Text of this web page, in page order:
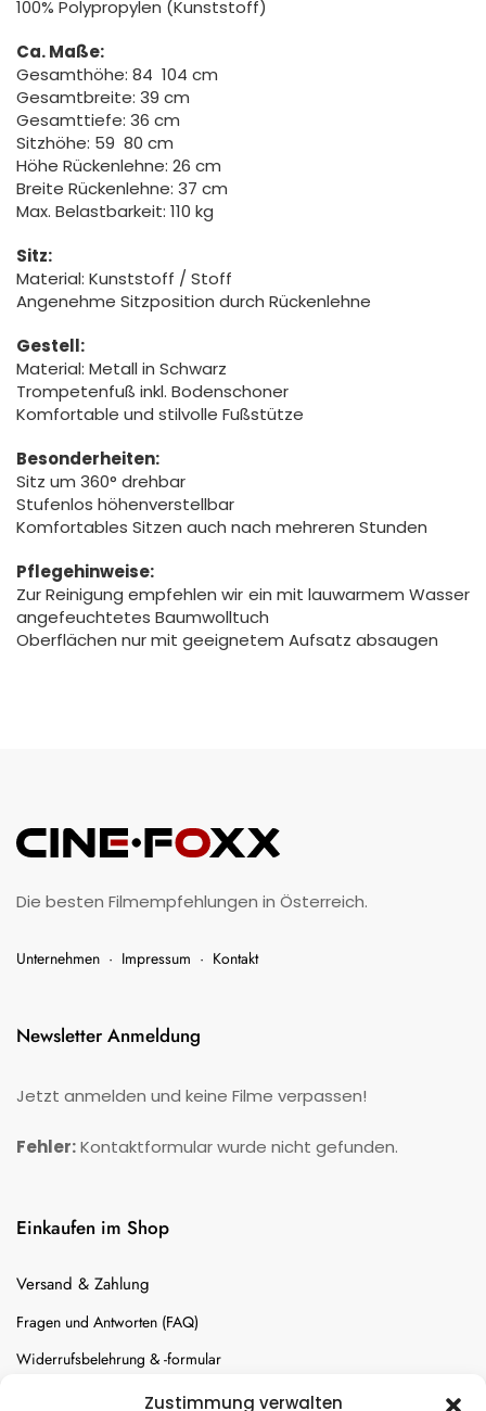
Zustimmung verwalten
100% Polypropylen (Kunststoff)
Ca. Maße:
Gesamthöhe: 84  104 cm
Gesamtbreite: 39 cm
Gesamttiefe: 36 cm
Sitzhöhe: 59  80 cm
Höhe Rückenlehne: 26 cm
Breite Rückenlehne: 37 cm
Max. Belastbarkeit: 110 kg
Sitz:
Material: Kunststoff / Stoff
Angenehme Sitzposition durch Rückenlehne
Gestell:
Material: Metall in Schwarz
Trompetenfuß inkl. Bodenschoner
Komfortable und stilvolle Fußstütze
Besonderheiten:
Sitz um 360° drehbar
Stufenlos höhenverstellbar
Komfortables Sitzen auch nach mehreren Stunden
Pflegehinweise:
Zur Reinigung empfehlen wir ein mit lauwarmem Wasser
angefeuchtetes Baumwolltuch
Oberflächen nur mit geeignetem Aufsatz absaugen
Die besten Filmempfehlungen in Österreich.
Unternehmen · Impressum · Kontakt
Newsletter Anmeldung
Jetzt anmelden und keine Filme verpassen!
Fehler:Kontaktformular wurde nicht gefunden.
Einkaufen im Shop
Versand & Zahlung
Fragen und Antworten (FAQ)
Widerrufsbelehrung & -formular
Batterien-Entsorgung